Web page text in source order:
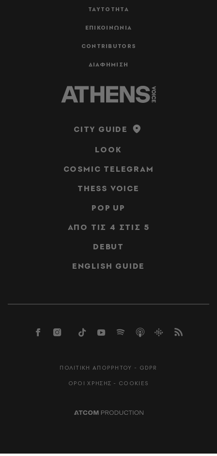
ΤΑΥΤΟΤΗΤΑ
ΕΠΙΚΟΙΝΩΝΙΑ
CONTRIBUTORS
ΔΙΑΦΗΜΙΣΗ
CITY GUIDE
LOOK
COSMIC TELEGRAM
THESS VOICE
POP UP
ΑΠΟ ΤΙΣ 4 ΣΤΙΣ 5
DEBUT
ENGLISH GUIDE
ΠΟΛΙΤΙΚΗ ΑΠΟΡΡΗΤΟΥ - GDPR
ΟΡΟΙ ΧΡΗΣΗΣ - COOKIES